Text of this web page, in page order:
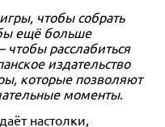
чтобы собрать
ещё больше
чтобы расслабиться
издательство
которые позволяют
моменты.
настолки,